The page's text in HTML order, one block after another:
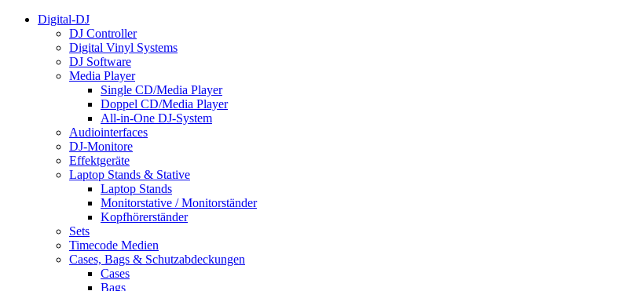
Digital-DJ
DJ Controller
Digital Vinyl Systems
DJ Software
Media Player
Single CD/Media Player
Doppel CD/Media Player
All-in-One DJ-System
Audiointerfaces
DJ-Monitore
Effektgeräte
Laptop Stands & Stative
Laptop Stands
Monitorstative / Monitorständer
Kopfhörerständer
Sets
Timecode Medien
Cases, Bags & Schutzabdeckungen
Cases
Bags